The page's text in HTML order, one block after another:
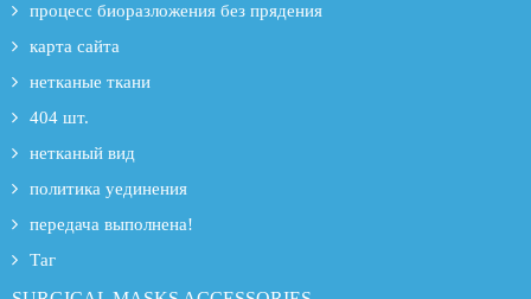
процесс биоразложения без прядения
карта сайта
нетканые ткани
404 шт.
нетканый вид
политика уединения
передача выполнена!
Таг